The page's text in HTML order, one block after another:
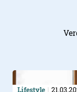
Lifestyle